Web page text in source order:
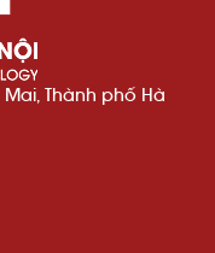
Thành phố Hà